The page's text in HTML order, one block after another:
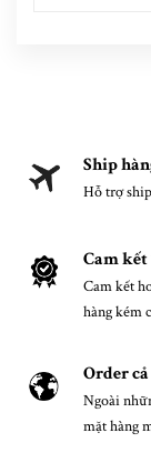
Ship
Hỗ trợ
Cam kết
Cam kết
hàng kém
Order
Ngoài
mặt hàng